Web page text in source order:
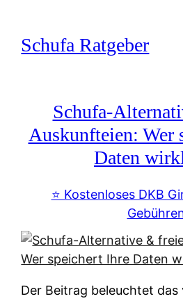
springen
Schufa Ratgeber
Schufa-
Auskunfteien: Wer
Daten
⭐️ Kostenloses DKB
Der Beitrag beleuchtet